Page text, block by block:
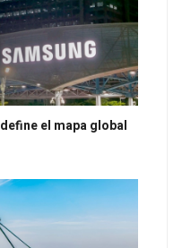
el mapa global